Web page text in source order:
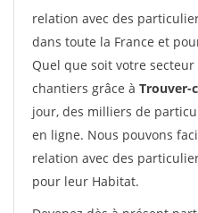
relation avec des
dans toute la France et
Quel que soit votre
chantiers grâce à Trouver-
jour, des milliers de
en ligne. Nous pouvons
relation avec des
pour leur Habitat.